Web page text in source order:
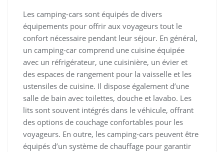
Les camping-cars sont équipés de divers
équipements pour offrir aux voyageurs tout le
confort nécessaire pendant leur séjour. En général,
un camping-car comprend une cuisine équipée
avec un réfrigérateur, une cuisinière, un évier et
des espaces de rangement pour la vaisselle et les
ustensiles de cuisine. Il dispose également d’une
salle de bain avec toilettes, douche et lavabo. Les
lits sont souvent intégrés dans le véhicule, offrant
des options de couchage confortables pour les
voyageurs. En outre, les camping-cars peuvent être
équipés d’un système de chauffage pour garantir